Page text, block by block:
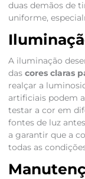
duas demãos de
uniforme,
A iluminação
das cores claras
realçar a
artificiais podem
testar a cor em
fontes de luz
a garantir que a
todas as